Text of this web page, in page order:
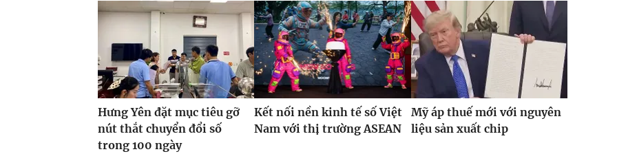
Hưng Yên đặt mục tiêu gỡ
nút thắt chuyển đổi số
trong 100 ngày
Kết nối nền kinh tế số Việt
Nam với thị trường ASEAN
Mỹ áp thuế mới với nguyên
liệu sản xuất chip